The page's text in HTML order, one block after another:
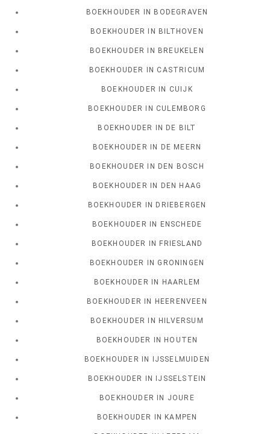
BOEKHOUDER IN BODEGRAVEN
BOEKHOUDER IN BILTHOVEN
BOEKHOUDER IN BREUKELEN
BOEKHOUDER IN CASTRICUM
BOEKHOUDER IN CUIJK
BOEKHOUDER IN CULEMBORG
BOEKHOUDER IN DE BILT
BOEKHOUDER IN DE MEERN
BOEKHOUDER IN DEN BOSCH
BOEKHOUDER IN DEN HAAG
BOEKHOUDER IN DRIEBERGEN
BOEKHOUDER IN ENSCHEDE
BOEKHOUDER IN FRIESLAND
BOEKHOUDER IN GRONINGEN
BOEKHOUDER IN HAARLEM
BOEKHOUDER IN HEERENVEEN
BOEKHOUDER IN HILVERSUM
BOEKHOUDER IN HOUTEN
BOEKHOUDER IN IJSSELMUIDEN
BOEKHOUDER IN IJSSELSTEIN
BOEKHOUDER IN JOURE
BOEKHOUDER IN KAMPEN